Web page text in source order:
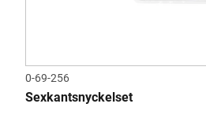
0-69-256
Sexkantsnyckelset